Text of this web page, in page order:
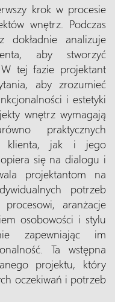
krok w procesie
wnętrz. Podczas
dokładnie analizuje
aby stworzyć
W tej fazie projektant
aby zrozumieć
i estetyki
wnętrz wymagają
praktycznych
klienta, jak i jego
się na dialogu i
projektantom na
potrzeb
aranżacje
osobowości i stylu
zapewniając im
Ta wstępna
projektu, który
oczekiwań i potrzeb